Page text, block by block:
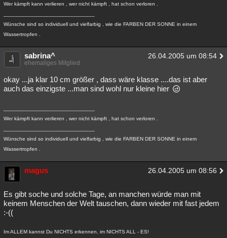
Wer kämpft kann verlieren , wer nicht kämpft , hat schon verloren .
Wünsche sind so individuell und vielfarbig , wie die FARBEN DER SONNE in einem
Wassertropfen .
sabrina^ 26.04.2005 um 08:54
ehemaliges Mitglied
okay ...ja klar 10 cm größer , dass wäre klasse ....das ist aber
auch das einzigste ...man sind wohl nur kleine hier
Wer kämpft kann verlieren , wer nicht kämpft , hat schon verloren .
Wünsche sind so individuell und vielfarbig , wie die FARBEN DER SONNE in einem
Wassertropfen .
magus 26.04.2005 um 08:56
Es gibt soche und solche Tage, an manchen würde man mit
keinem Menschen der Welt tauschen, dann wieder mit fast jedem
:-((
Im ALLEM kannst Du NICHTS erkennen, im NICHTS ALL - ES!